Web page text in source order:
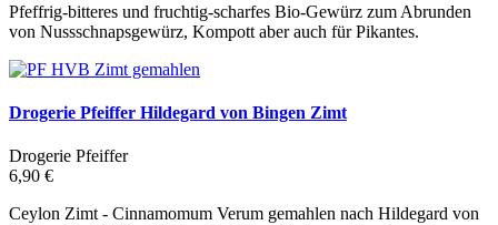
Pfeffrig-bitteres und fruchtig-scharfes Bio-Gewürz zum Abrunden
von Nussschnapsgewürz, Kompott aber auch für Pikantes.
Drogerie Pfeiffer Hildegard von Bingen Zimt
Drogerie Pfeiffer
6,90 €
Ceylon Zimt - Cinnamomum Verum gemahlen nach Hildegard von